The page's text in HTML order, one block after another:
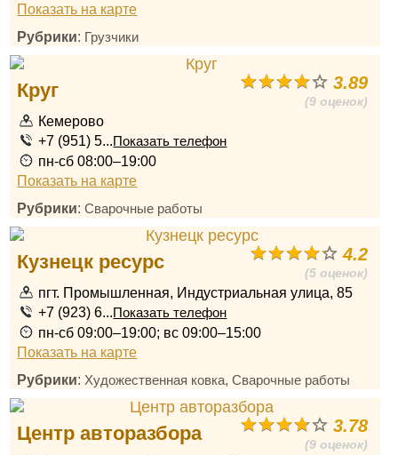
Показать на карте
Рубрики: Грузчики
3.89
(9 оценок)
Круг
Кемерово
+7 (951) 5...Показать телефон
пн-сб 08:00–19:00
Показать на карте
Рубрики:Сварочные работы
4.2
(5 оценок)
Кузнецк ресурс
пгт. Промышленная, Индустриальная улица, 85
+7 (923) 6...Показать телефон
пн-сб 09:00–19:00; вс 09:00–15:00
Показать на карте
Рубрики: Художественная ковка,Сварочные работы
3.78
(9 оценок)
Центр авторазбора